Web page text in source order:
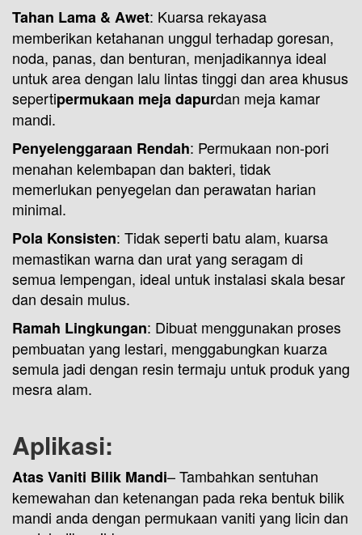
Tahan Lama & Awet: Kuarsa rekayasa
memberikan ketahanan unggul terhadap goresan,
noda, panas, dan benturan, menjadikannya ideal
untuk area dengan lalu lintas tinggi dan area khusus
sepertipermukaan meja dapurdan meja kamar
mandi.
Penyelenggaraan Rendah: Permukaan non-pori
menahan kelembapan dan bakteri, tidak
memerlukan penyegelan dan perawatan harian
minimal.
Pola Konsisten: Tidak seperti batu alam, kuarsa
memastikan warna dan urat yang seragam di
semua lempengan, ideal untuk instalasi skala besar
dan desain mulus.
Ramah Lingkungan: Dibuat menggunakan proses
pembuatan yang lestari, menggabungkan kuarza
semula jadi dengan resin termaju untuk produk yang
mesra alam.
Aplikasi:
Atas Vaniti Bilik Mandi– Tambahkan sentuhan
kemewahan dan ketenangan pada reka bentuk bilik
mandi anda dengan permukaan vaniti yang licin dan